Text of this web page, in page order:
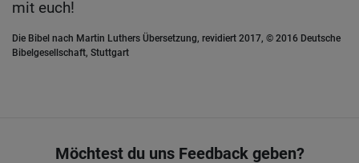
mit euch!
Die Bibel nach Martin Luthers Übersetzung, revidiert 2017, © 2016 Deutsche
Bibelgesellschaft, Stuttgart
Möchtest du uns Feedback geben?